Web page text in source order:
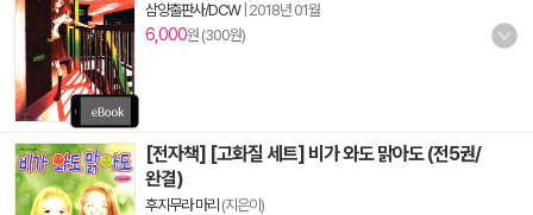
삼양출판사/DCW| 2018년 01월
6,000원 (300원)
[전자책] [고화질 세트] 비가 와도 맑아도 (전5권/
완결)
후지무라 마리 (지은이)